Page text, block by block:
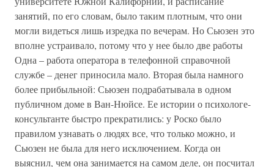
занятий, по его словам, было таким плотным, что они
могли видеться лишь изредка по вечерам. Но Сьюзен это
вполне устраивало, потому что у нее было две работы
Одна – работа оператора в телефонной справочной
службе – денег приносила мало. Вторая была намного
более прибыльной: Сьюзен подрабатывала в одном
публичном доме в Ван-Нюйсе. Ее истории о психологе-
консультанте быстро прекратились: у Роско было
правилом узнавать о людях все, что только можно, и
Сьюзен не была для него исключением. Когда он
выяснил, чем она занимается на самом деле, он посчитал